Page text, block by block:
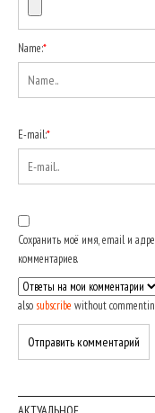
Name:*
E-mail:*
Сохранить моё имя, email и
комментариев.
also subscribe without